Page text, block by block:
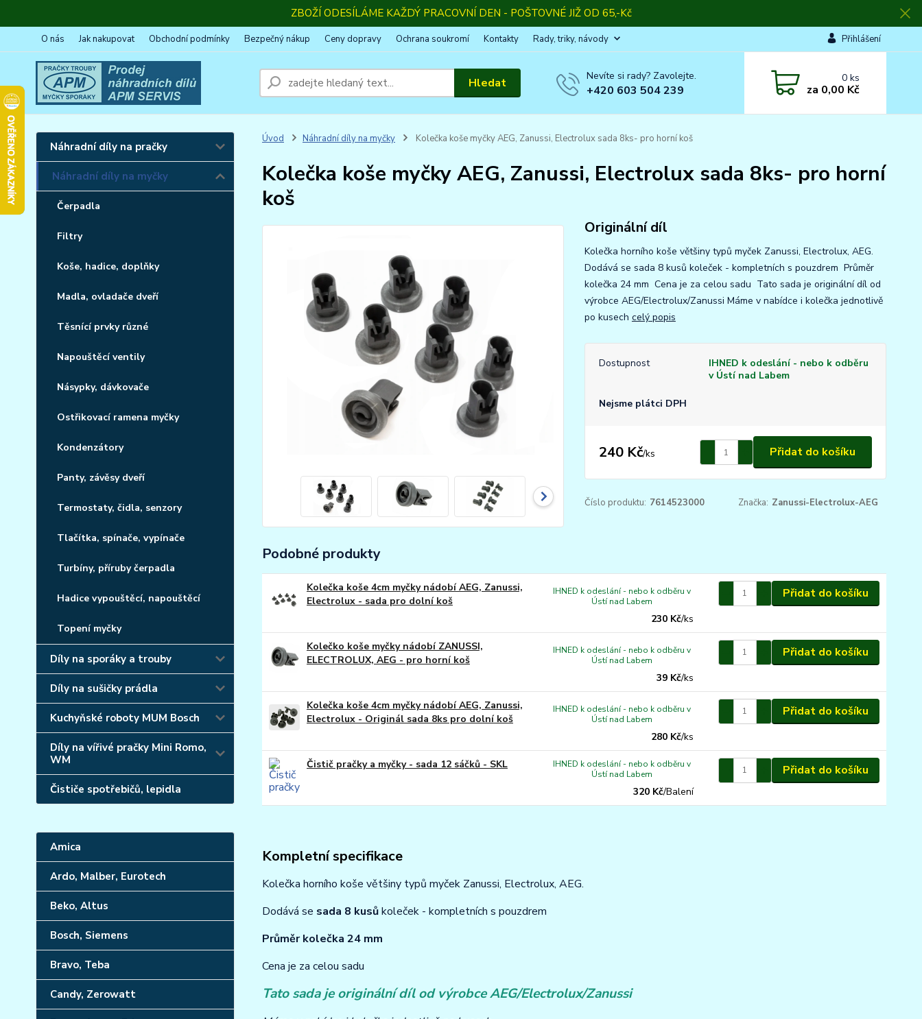
ZBOŽÍ ODESÍLÁME KAŽDÝ PRACOVNÍ DEN - POŠTOVNÉ JIŽ OD 65,-Kč
O nás Jak nakupovat Obchodní podmínky Bezpečný nákup Ceny dopravy Ochrana soukromí Kontakty Rady, triky, návody Přihlášení
Hledat Nevíte si rady? Zavolejte.
+420 603 504 239
0ks
za 0,00 Kč
Náhradní díly na pračky
Náhradní díly na myčky
Čerpadla
Filtry
Koše, hadice, doplňky
Madla, ovladače dveří
Těsnící prvky různé
Napouštěcí ventily
Násypky, dávkovače
Ostřikovací ramena myčky
Kondenzátory
Panty, závěsy dveří
Termostaty, čidla, senzory
Tlačítka, spínače, vypínače
Turbíny, příruby čerpadla
Hadice vypouštěcí, napouštěcí
Topení myčky
Díly na sporáky a trouby
Díly na sušičky prádla
Kuchyňské roboty MUM Bosch
Díly na vířivé pračky Mini Romo,
WM
Čističe spotřebičů, lepidla
Amica
Ardo, Malber, Eurotech
Beko, Altus
Bosch, Siemens
Bravo, Teba
Candy, Zerowatt
Úvod Náhradní díly na myčky Kolečka koše myčky AEG, Zanussi, Electrolux sada 8ks- pro horní koš
Kolečka koše myčky AEG, Zanussi, Electrolux sada 8ks- pro horní
koš
Originální díl
Kolečka horního koše většiny typů myček Zanussi, Electrolux, AEG.
Dodává se sada 8 kusů koleček - kompletních s pouzdrem Průměr
kolečka 24 mm Cena je za celou sadu Tato sada je originální díl od
výrobce AEG/Electrolux/Zanussi Máme v nabídce i kolečka jednotlivě
po kusech celý popis
Dostupnost
IHNED k odeslání - nebo k odběru
v Ústí nad Labem
Nejsme plátci DPH
240 Kč/ks Přidat do košíku
Číslo produktu: 7614523000 Značka: Zanussi-Electrolux-AEG
Podobné produkty
Kolečka koše 4cm myčky nádobí AEG, Zanussi,
Electrolux - sada pro dolní koš
230 Kč/ks
IHNED k odeslání - nebo k odběru v
Ústí nad Labem
Přidat do košíku
Kolečko koše myčky nádobí ZANUSSI,
ELECTROLUX, AEG - pro horní koš
39 Kč/ks
IHNED k odeslání - nebo k odběru v
Ústí nad Labem
Přidat do košíku
Kolečka koše 4cm myčky nádobí AEG, Zanussi,
Electrolux - Originál sada 8ks pro dolní koš
280 Kč/ks
IHNED k odeslání - nebo k odběru v
Ústí nad Labem
Přidat do košíku
Čistič pračky a myčky - sada 12 sáčků - SKL
320 Kč/Balení
IHNED k odeslání - nebo k odběru v
Ústí nad Labem
Přidat do košíku
Kompletní specifikace
Kolečka horního koše většiny typů myček Zanussi, Electrolux, AEG.
Dodává se sada 8 kusůkoleček - kompletních s pouzdrem
Průměr kolečka 24 mm
Cena je za celou sadu
Tato sada je originální díl od výrobce AEG/Electrolux/Zanussi